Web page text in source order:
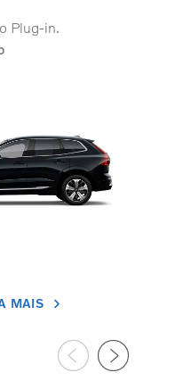
Plug-in.
MAIS